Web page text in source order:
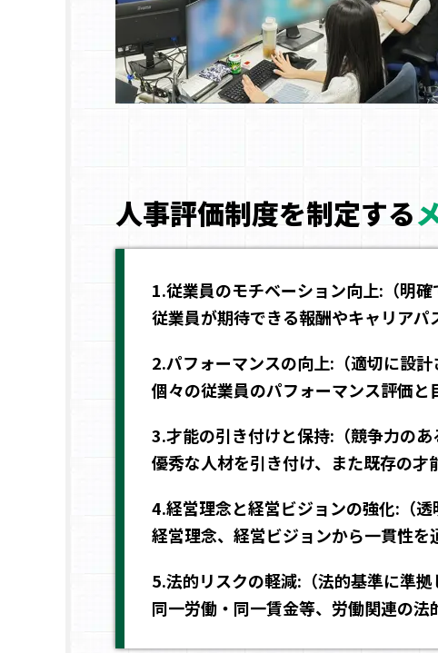
人事評価制度を制定する
1.従業員のモチベーション向上:（明確
従業員が期待できる報酬やキャリアパ
2.パフォーマンスの向上:（適切に設計
個々の従業員のパフォーマンス評価と
3.才能の引き付けと保持:（競争力のあ
優秀な人材を引き付け、また既存の才
4.経営理念と経営ビジョンの強化:（透
経営理念、経営ビジョンから一貫性を
5.法的リスクの軽減:（法的基準に準拠
同一労働・同一賃金等、労働関連の法